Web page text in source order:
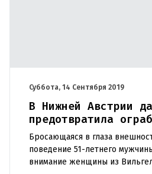
Суббота, 14 Сентября 2019
В Нижней Австрии
предотвратила
Бросающаяся в глаза
поведение 51-летнего
внимание женщины из